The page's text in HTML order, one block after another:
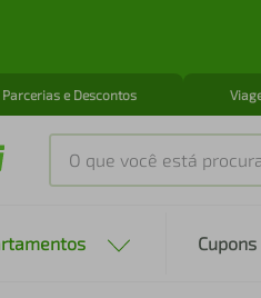
Parcerias e Descontos
O que você está
Cupons